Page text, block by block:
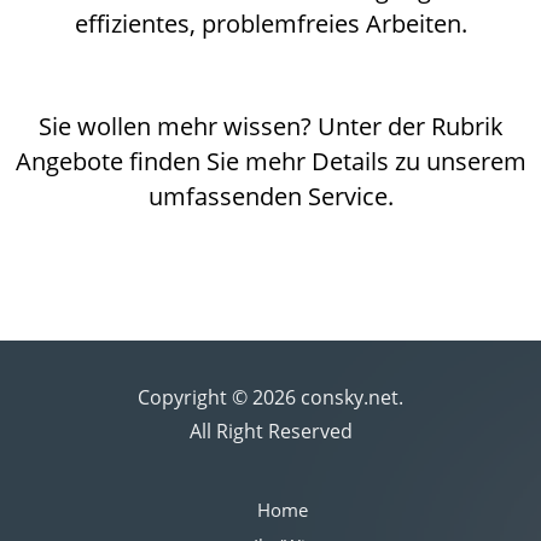
effizientes, problemfreies Arbeiten.
Sie wollen mehr wissen? Unter der Rubrik
Angebote finden Sie mehr Details zu unserem
umfassenden Service.
Copyright © 2026 consky.net.
All Right Reserved
Home